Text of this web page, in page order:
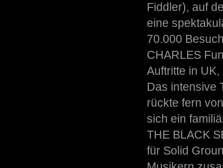
Fiddler), auf
eine
70.000
CHARLES
Auftritte in
Das intensive
rückte fern
sich ein
THE BLACK
für Solid